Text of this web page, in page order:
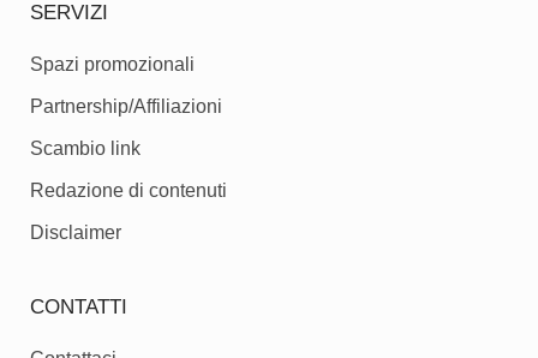
SERVIZI
Spazi promozionali
Partnership/Affiliazioni
Scambio link
Redazione di contenuti
Disclaimer
CONTATTI